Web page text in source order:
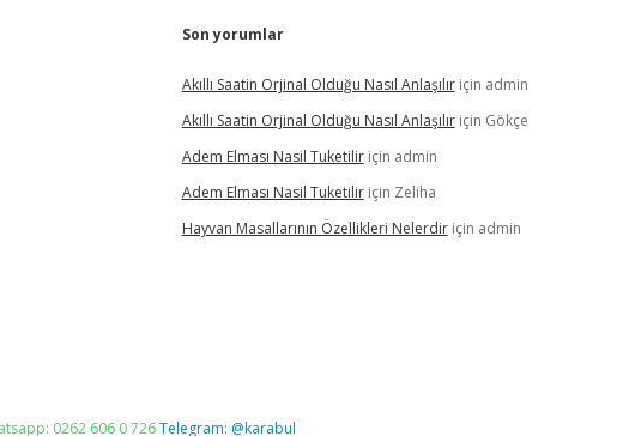
Son yorumlar
Akıllı Saatin Orjinal Olduğu Nasıl Anlaşılıriçin admin
Akıllı Saatin Orjinal Olduğu Nasıl Anlaşılıriçin Gökçe
Adem Elması Nasil Tuketiliriçin admin
Adem Elması Nasil Tuketiliriçin Zeliha
Hayvan Masallarının Özellikleri Nelerdiriçin admin
0262 606 0 726Telegram: @karabul